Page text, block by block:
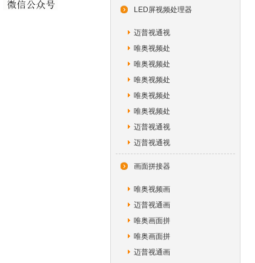
LED屏视频处理器
迈普视通视
唯奥视频处
唯奥视频处
唯奥视频处
唯奥视频处
唯奥视频处
迈普视通视
迈普视通视
画面拼接器
唯奥视频画
迈普视通画
唯奥画面拼
唯奥画面拼
迈普视通画